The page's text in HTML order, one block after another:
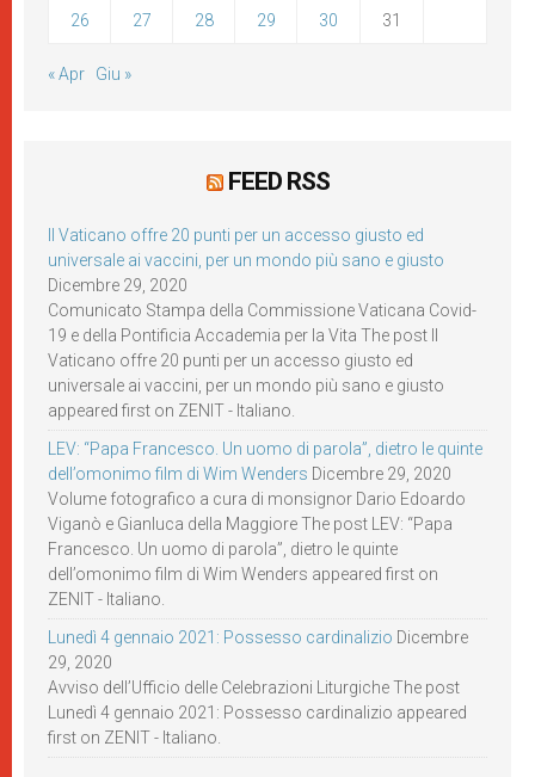
26 27 28 29 30 31
« Apr Giu »
FEED RSS
Il Vaticano offre 20 punti per un accesso giusto ed
universale ai vaccini, per un mondo più sano e giusto
Dicembre 29, 2020
Comunicato Stampa della Commissione Vaticana Covid-
19 e della Pontificia Accademia per la Vita The post Il
Vaticano offre 20 punti per un accesso giusto ed
universale ai vaccini, per un mondo più sano e giusto
appeared first on ZENIT - Italiano.
LEV: “Papa Francesco. Un uomo di parola”, dietro le quinte
dell’omonimo film di Wim Wenders Dicembre 29, 2020
Volume fotografico a cura di monsignor Dario Edoardo
Viganò e Gianluca della Maggiore The post LEV: “Papa
Francesco. Un uomo di parola”, dietro le quinte
dell’omonimo film di Wim Wenders appeared first on
ZENIT - Italiano.
Lunedì 4 gennaio 2021: Possesso cardinalizio Dicembre
29, 2020
Avviso dell’Ufficio delle Celebrazioni Liturgiche The post
Lunedì 4 gennaio 2021: Possesso cardinalizio appeared
first on ZENIT - Italiano.